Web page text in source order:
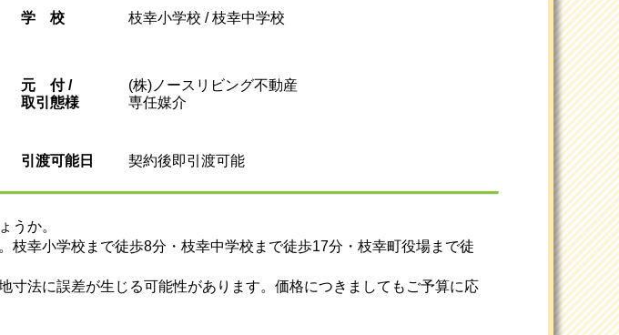
学校 枝幸小学校 / 枝幸中学校
元 付 /
取引態様
(株)ノースリビング不動産
専任媒介
引渡可能日 契約後即引渡可能
うか。
枝幸小学校まで徒歩8分・枝幸中学校まで徒歩17分・枝幸町役場まで徒
寸法に誤差が生じる可能性があります。価格につきましてもご予算に応